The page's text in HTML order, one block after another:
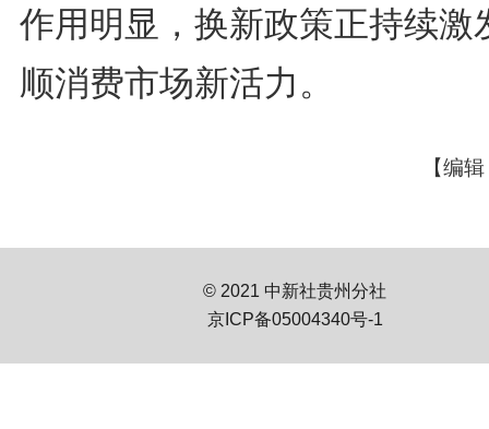
作用明显，换新政策正持续激
顺消费市场新活力。
【编
© 2021 中新社贵州分社
京ICP备05004340号-1